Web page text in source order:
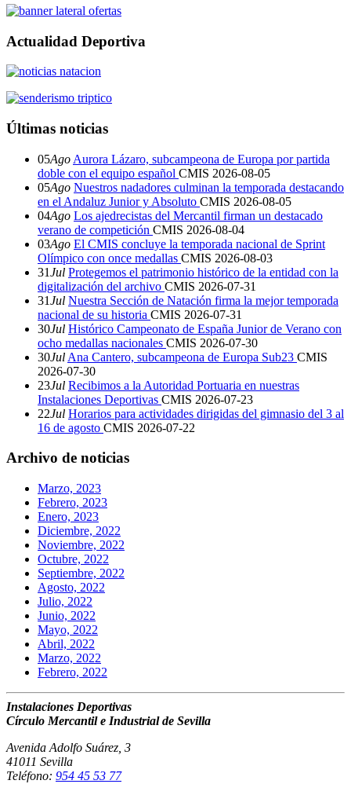
Actualidad Deportiva
Últimas noticias
05Ago Aurora Lázaro, subcampeona de Europa por partida
doble con el equipo español CMIS 2026-08-05
05Ago Nuestros nadadores culminan la temporada destacando
en el Andaluz Junior y Absoluto CMIS 2026-08-05
04Ago Los ajedrecistas del Mercantil firman un destacado
verano de competición CMIS 2026-08-04
03Ago El CMIS concluye la temporada nacional de Sprint
Olímpico con once medallas CMIS 2026-08-03
31Jul Protegemos el patrimonio histórico de la entidad con la
digitalización del archivo CMIS 2026-07-31
31Jul Nuestra Sección de Natación firma la mejor temporada
nacional de su historia CMIS 2026-07-31
30Jul Histórico Campeonato de España Junior de Verano con
ocho medallas nacionales CMIS 2026-07-30
30Jul Ana Cantero, subcampeona de Europa Sub23 CMIS
2026-07-30
23Jul Recibimos a la Autoridad Portuaria en nuestras
Instalaciones Deportivas CMIS 2026-07-23
22Jul Horarios para actividades dirigidas del gimnasio del 3 al
16 de agosto CMIS 2026-07-22
Archivo de noticias
Marzo, 2023
Febrero, 2023
Enero, 2023
Diciembre, 2022
Noviembre, 2022
Octubre, 2022
Septiembre, 2022
Agosto, 2022
Julio, 2022
Junio, 2022
Mayo, 2022
Abril, 2022
Marzo, 2022
Febrero, 2022
Instalaciones Deportivas
Círculo Mercantil e Industrial de Sevilla
Avenida Adolfo Suárez, 3
41011 Sevilla
Teléfono: 954 45 53 77